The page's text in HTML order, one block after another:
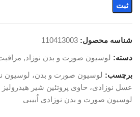
ثبت
شناسه محصول: 110413003
دسته: لوسیون صورت و بدن نوزاد,
برچسب: لوسیون صورت و بدن، لوسیون
عسل نوزادی، حاوی پروتئین شیر هیدرولیز
لوسیون صورت و بدن نوزادی اُبیبی